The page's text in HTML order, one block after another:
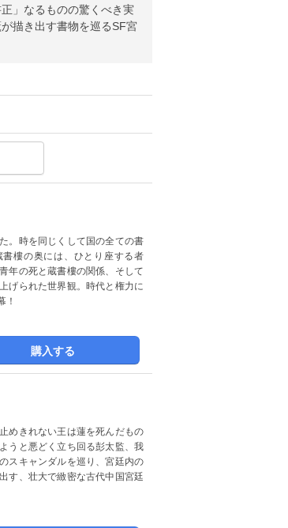
」なるものの驚くべき実
描き出す書物を巡るSF宮
。時を同じくして国の全ての書
樓の奥には、ひとり座する者
年の死と蔵書樓の関係、そして
げられた世界観。時代と権力に
！
購入する
めきれない王は蓮を死んだもの
うと悪どく立ち回る彭太監、我
スキャンダルを巡り、宮廷内の
す、壮大で緻密な古代中国宮廷